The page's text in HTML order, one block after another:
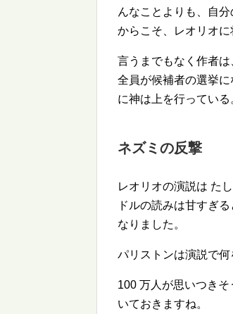
んなことよりも、自
からこそ、レオリオに
言うまでもなく作者
全員が候補者の選挙
に神は上を行っている
ネズミの反撃
レオリオの演説は た
ドルの読みは甘すぎ
なりました。
パリストンは演説で何
100 万人が思いつき
いておきますね。